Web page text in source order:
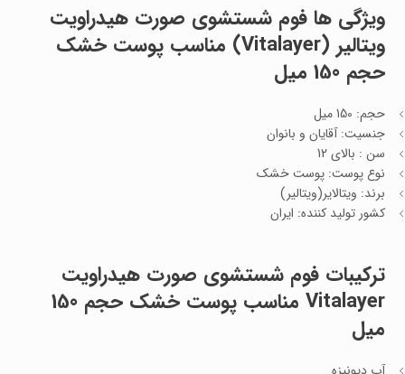
ویژگی ها فوم شستشوی صورت هیدراویت
ویتالیر (Vitalayer) مناسب پوست خشک
حجم 150 میل
حجم: 150 میل
جنسیت: آقایان و بانوان
سن : بالای 12
نوع پوست: پوست خشک
برند: ویتالایر(ویتالیر)
کشور تولید کننده: ایران
ترکیبات فوم شستشوی صورت هیدراویت
Vitalayer مناسب پوست خشک حجم 150
میل